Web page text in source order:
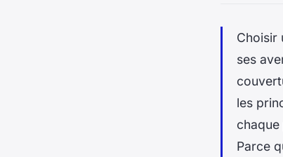
Choisir
ses
les
Parce